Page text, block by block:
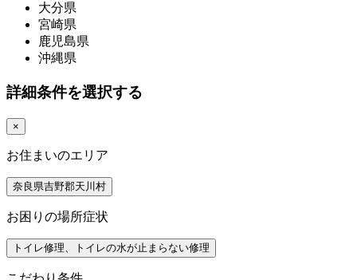
大分県
宮崎県
鹿児島県
沖縄県
詳細条件を選択する
×
お住まいのエリア
奈良県吉野郡天川村
お困りの場所症状
トイレ修理、トイレの水が止まらない修理